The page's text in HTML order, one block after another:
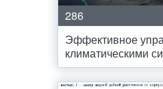
286
Эффективное
климатическими